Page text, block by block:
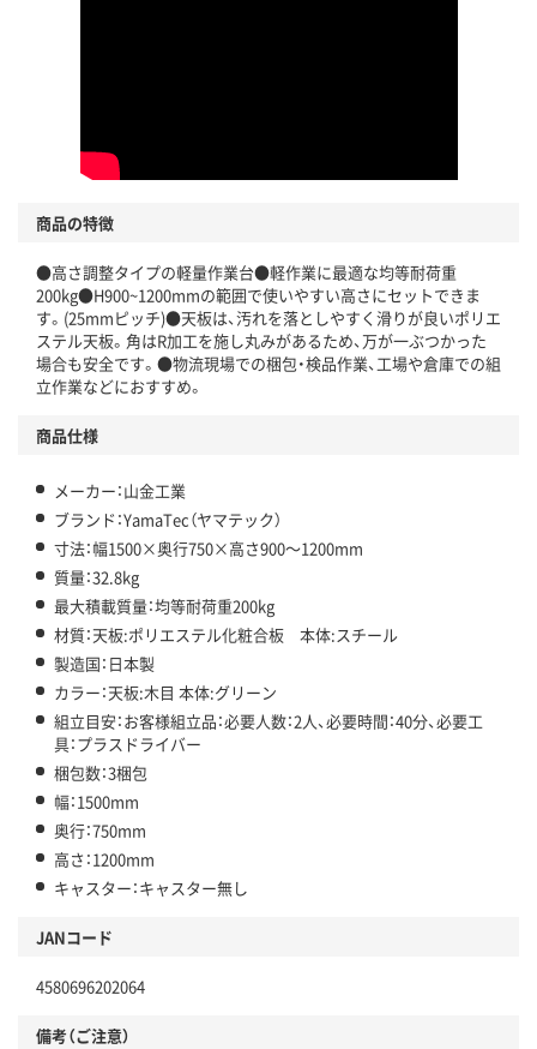
商品の特徴
●高さ調整タイプの軽量作業台●軽作業に最適な均等耐荷重
200kg●H900~1200mmの範囲で使いやすい高さにセットできま
す。(25mmピッチ)●天板は、汚れを落としやすく滑りが良いポリエ
ステル天板。角はR加工を施し丸みがあるため、万が一ぶつかった
場合も安全です。●物流現場での梱包・検品作業、工場や倉庫での組
立作業などにおすすめ。
商品仕様
メーカー：山金工業
ブランド：YamaTec（ヤマテック）
寸法：幅1500×奥行750×高さ900～1200mm
質量：32.8kg
最大積載質量：均等耐荷重200kg
材質：天板:ポリエステル化粧合板 本体:スチール
製造国：日本製
カラー：天板:木目 本体:グリーン
組立目安：お客様組立品：必要人数：2人、必要時間：40分、必要工
具：プラスドライバー
梱包数：3梱包
幅：1500mm
奥行：750mm
高さ：1200mm
キャスター：キャスター無し
JANコード
4580696202064
備考（ご注意）